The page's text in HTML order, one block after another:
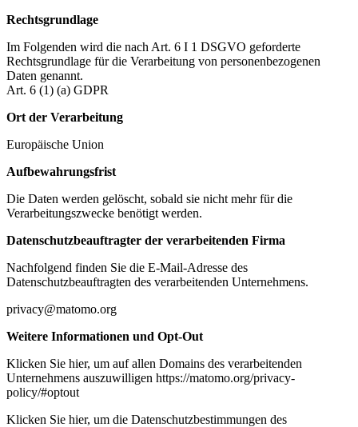
Rechtsgrundlage
Im Folgenden wird die nach Art. 6 I 1 DSGVO geforderte
Rechtsgrundlage für die Verarbeitung von personenbezogenen
Daten genannt.
Art. 6 (1) (a) GDPR
Ort der Verarbeitung
Europäische Union
Aufbewahrungsfrist
Die Daten werden gelöscht, sobald sie nicht mehr für die
Verarbeitungszwecke benötigt werden.
Datenschutzbeauftragter der verarbeitenden Firma
Nachfolgend finden Sie die E-Mail-Adresse des
Datenschutzbeauftragten des verarbeitenden Unternehmens.
privacy@matomo.org
Weitere Informationen und Opt-Out
Klicken Sie hier, um auf allen Domains des verarbeitenden
Unternehmens auszuwilligen https://matomo.org/privacy-
policy/#optout
Klicken Sie hier, um die Datenschutzbestimmungen des